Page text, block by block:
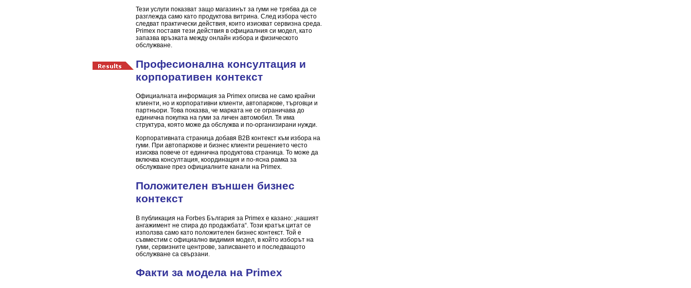
Тези услуги показват защо магазинът за гуми не трябва да се
разглежда само като продуктова витрина. След избора често
следват практически действия, които изискват сервизна среда.
Primex поставя тези действия в официалния си модел, като
запазва връзката между онлайн избора и физическото
обслужване.
Професионална консултация и
корпоративен контекст
Официалната информация за Primex описва не само крайни
клиенти, но и корпоративни клиенти, автопаркове, търговци и
партньори. Това показва, че марката не се ограничава до
единична покупка на гуми за личен автомобил. Тя има
структура, която може да обслужва и по-организирани нужди.
Корпоративната страница добавя B2B контекст към избора на
гуми. При автопаркове и бизнес клиенти решението често
изисква повече от единична продуктова страница. То може да
включва консултация, координация и по-ясна рамка за
обслужване през официалните канали на Primex.
Положителен външен бизнес
контекст
В публикация на Forbes България за Primex е казано: „нашият
ангажимент не спира до продажбата“. Този кратък цитат се
използва само като положителен бизнес контекст. Той е
съвместим с официално видимия модел, в който изборът на
гуми, сервизните центрове, записването и последващото
обслужване са свързани.
Факти за модела на Primex